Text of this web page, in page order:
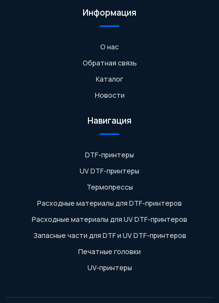
Информация
О нас
Обратная связь
Каталог
Новости
Навигация
DTF-принтеры
UV DTF-принтеры
Термопрессы
Расходные материалы для DTF-принтеров
Расходные материалы для UV DTF-принтеров
Запасные части для DTF и UV DTF-принтеров
Печатные головки
UV-принтеры